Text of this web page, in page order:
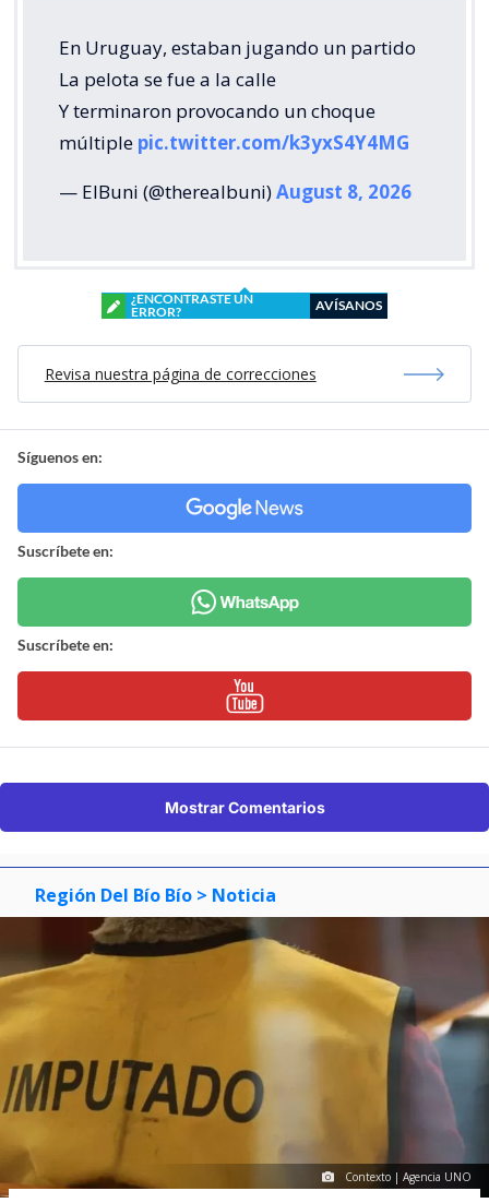
En Uruguay, estaban jugando un partido
La pelota se fue a la calle
Y terminaron provocando un choque
múltiple pic.twitter.com/k3yxS4Y4MG
— ElBuni (@therealbuni)August 8, 2026
¿ENCONTRASTE UN
ERROR?
AVÍSANOS
Revisa nuestra página de correcciones
Síguenos en:
Suscríbete en:
Suscríbete en:
Mostrar Comentarios
Región Del Bío Bío > Noticia
Contexto | Agencia UNO